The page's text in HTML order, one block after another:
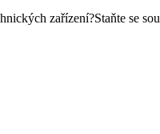
zařízení?Staňte se